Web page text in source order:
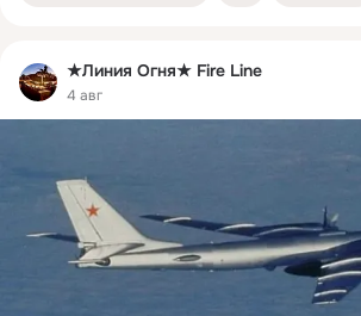
★Линия Огня★ Fire Line
4 авг